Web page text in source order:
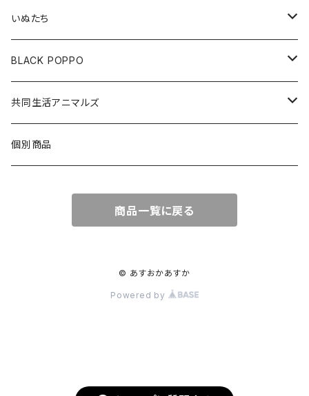
布製コースター
ハチワレ
みけねこ
アクリルクリップスタンド
アクリルクリップ
アクリルボールチェーン
いぬたち
布製コースター
アクリルボールチェーン
ポストカード
BLACK POPPO
ポストカード
A5クリアファイル
共同生活アニマルズ
クッションキーホルダー
アクリルボールチェーン
個別商品
商品一覧に戻る
© あすおかあすか
Powered by